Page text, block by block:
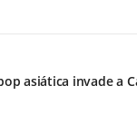
asiática invade a